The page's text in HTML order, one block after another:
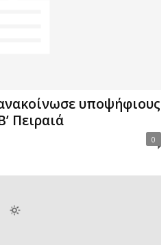
υποψήφιους
Πειραιά
0